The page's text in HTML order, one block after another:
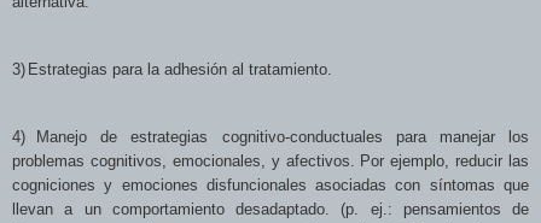
3) Estrategias para la adhesión al tratamiento.
4)
Manejo de estrategias cognitivo-conductuales para manejar los
problemas cognitivos, emocionales, y afectivos. Por ejemplo, reducir las
cogniciones y emociones disfuncionales asociadas con síntomas que
llevan a un comportamiento desadaptado. (p. ej.: pensamientos de